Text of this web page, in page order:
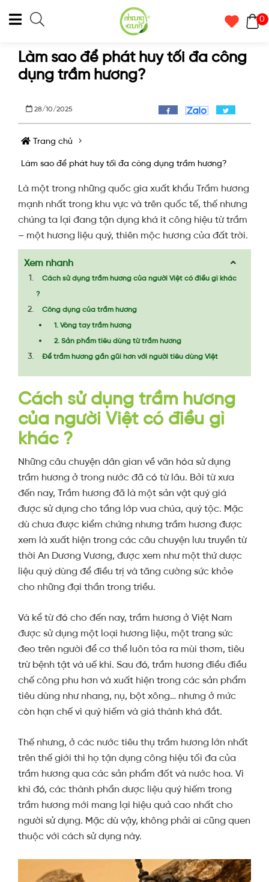
0
Làm sao để phát huy tối đa công
dụng trầm hương?
28/10/2025
Trang chủ
Làm sao để phát huy tối đa công dụng trầm hương?
Là một trong những quốc gia xuất khẩu Trầm hương
mạnh nhất trong khu vực và trên quốc tế, thế nhưng
chúng ta lại đang tận dụng khá ít công hiệu từ trầm
– một hương liệu quý, thiên mộc hương của đất trời.
Xem nhanh
Cách sử dụng trầm hương của người Việt có điều gì khác
?
Công dụng của trầm hương
1. Vòng tay trầm hương
2. Sản phẩm tiêu dùng từ trầm hương
Để trầm hương gần gũi hơn với người tiêu dùng Việt
Cách sử dụng trầm hương
của người Việt có điều gì
khác ?
Những câu chuyện dân gian về văn hóa sử dụng
trầm hương ở trong nước đã có từ lâu. Bởi từ xưa
đến nay, Trầm hương đã là một sản vật quý giá
được sử dụng cho tầng lớp vua chúa, quý tộc. Mặc
dù chưa được kiểm chứng nhưng trầm hương được
xem là xuất hiện trong các câu chuyện lưu truyền từ
thời An Dương Vương, được xem như một thứ dược
liệu quý dùng để điều trị và tăng cường sức khỏe
cho những đại thần trong triều.
Và kể từ đó cho đến nay, trầm hương ở Việt Nam
được sử dụng một loại hương liệu, một trang sức
đeo trên người để cơ thể luôn tỏa ra mùi thơm, tiêu
trừ bệnh tật và uế khí. Sau đó, trầm hương điều điều
chế công phu hơn và xuất hiện trong các sản phẩm
tiêu dùng như nhang, nụ, bột xông… nhưng ở mức
còn hạn chế vì quý hiếm và giá thành khá đắt.
Thế nhưng, ở các nước tiêu thụ trầm hương lớn nhất
trên thế giới thì họ tận dụng công hiệu tối đa của
trầm hương qua các sản phẩm đốt và nước hoa. Vì
khi đó, các thành phần dược liệu quý hiếm trong
trầm hương mới mang lại hiệu quả cao nhất cho
người sử dụng. Mặc dù vậy, không phải ai cũng quen
thuộc với cách sử dụng này.